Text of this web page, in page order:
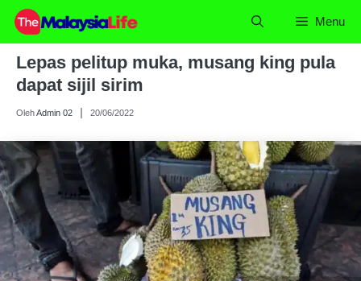
Skip
content
Menu
Lepas pelitup muka, musang king pula
dapat sijil sirim
OlehAdmin 02 20/06/2022